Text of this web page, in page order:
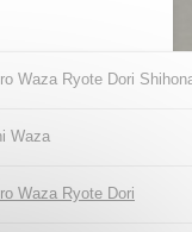
Waza Ryote Dori
Waza
Waza Ryote Dori